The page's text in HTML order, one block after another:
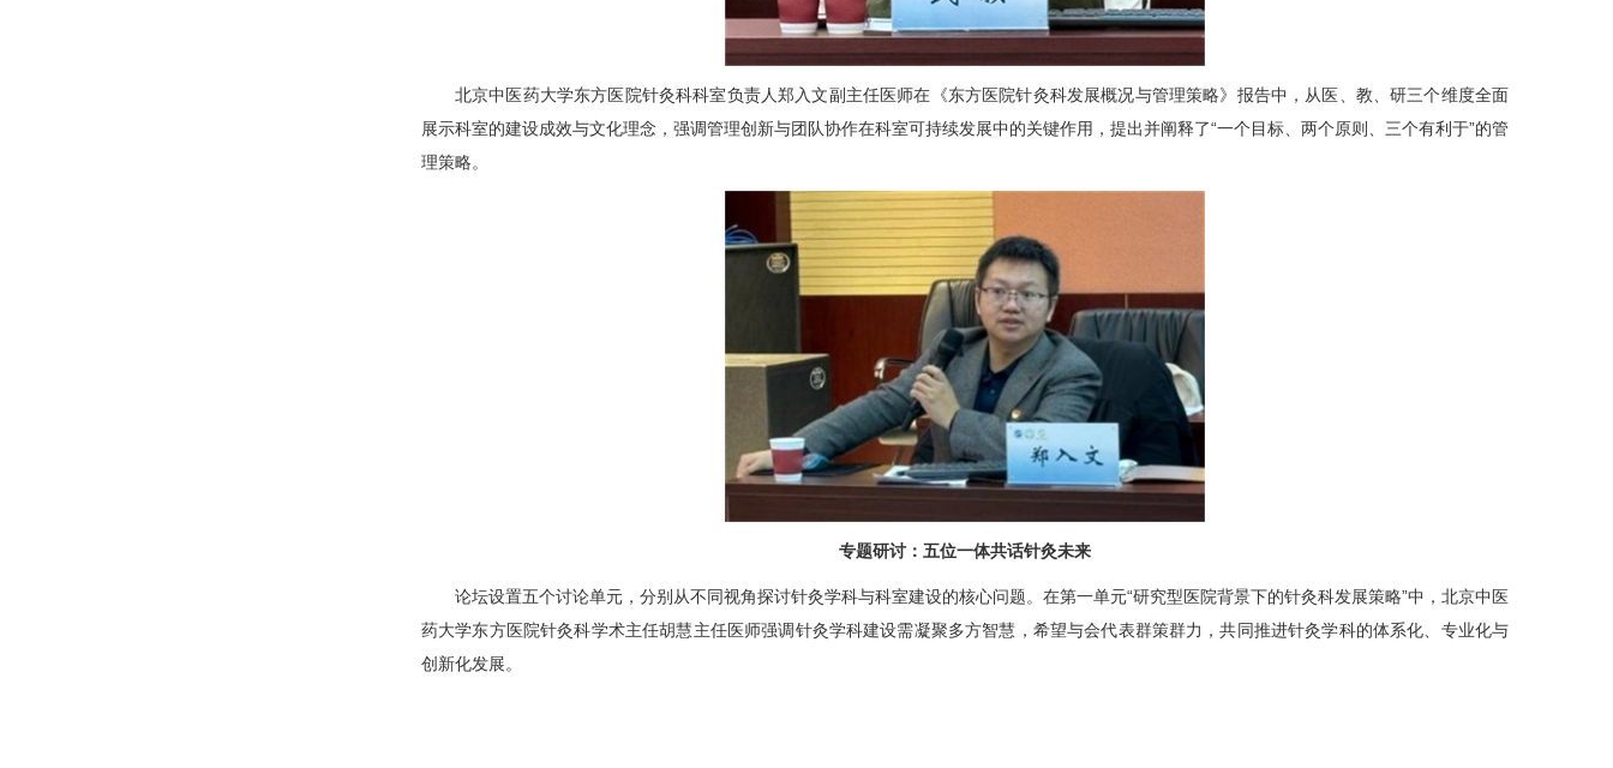
北京中医药大学东方医院针灸科科室负责人郑入文副主任医师在《东方医院针灸科发展概况与管理策略》报告中，从医、教、研三个维度全面
展示科室的建设成效与文化理念，强调管理创新与团队协作在科室可持续发展中的关键作用，提出并阐释了“一个目标、两个原则、三个有利于”的管
理策略。
专题研讨：五位一体共话针灸未来
论坛设置五个讨论单元，分别从不同视角探讨针灸学科与科室建设的核心问题。在第一单元“研究型医院背景下的针灸科发展策略”中，北京中医
药大学东方医院针灸科学术主任胡慧主任医师强调针灸学科建设需凝聚多方智慧，希望与会代表群策群力，共同推进针灸学科的体系化、专业化与
创新化发展。